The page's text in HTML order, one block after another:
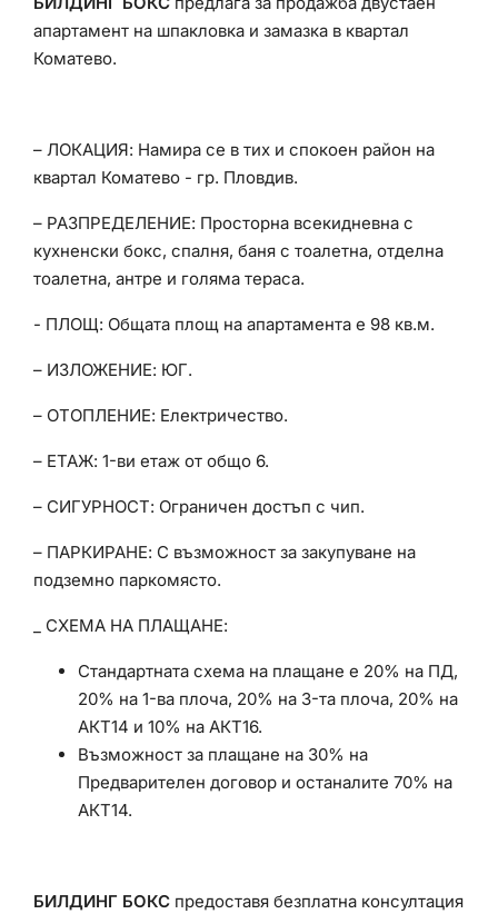
апартамент на шпакловка и замазка в квартал
Коматево.
– ЛОКАЦИЯ: Намира се в тих и спокоен район на
квартал Коматево - гр. Пловдив.
– РАЗПРЕДЕЛЕНИЕ: Просторна всекидневна с
кухненски бокс, спалня, баня с тоалетна, отделна
тоалетна, антре и голяма тераса.
- ПЛОЩ: Общата площ на апартамента е 98 кв.м.
– ИЗЛОЖЕНИЕ: ЮГ.
– ОТОПЛЕНИЕ: Електричество.
– ЕТАЖ: 1-ви етаж от общо 6.
– СИГУРНОСТ: Ограничен достъп с чип.
– ПАРКИРАНЕ: С възможност за закупуване на
подземно паркомясто.
_ СХЕМА НА ПЛАЩАНЕ:
Стандартната схема на плащане е 20% на ПД,
20% на 1-ва плоча, 20% на 3-та плоча, 20% на
АКТ14 и 10% на АКТ16.
Възможност за плащане на 30% на
Предварителен договор и останалите 70% на
АКТ14.
БИЛДИНГ БОКС предоставя безплатна консултация